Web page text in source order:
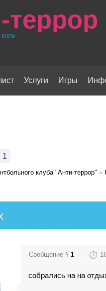
террор
Услуги Игры
1
клуба "Анти-террор" »
Сообщение # 1
собрались на на